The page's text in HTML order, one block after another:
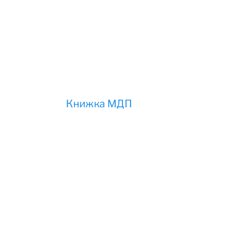
Книжка МДП